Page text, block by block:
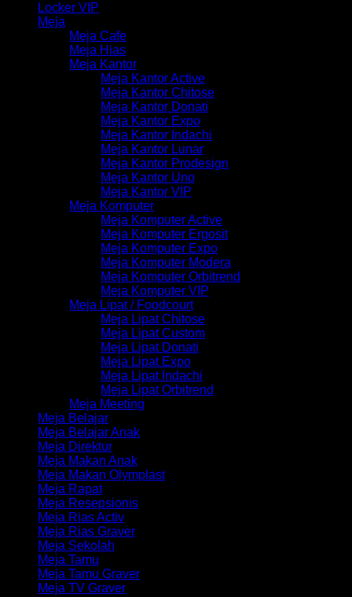
Locker VIP
Meja
Meja Cafe
Meja Hias
Meja Kantor
Meja Kantor Active
Meja Kantor Chitose
Meja Kantor Donati
Meja Kantor Expo
Meja Kantor Indachi
Meja Kantor Lunar
Meja Kantor Prodesign
Meja Kantor Uno
Meja Kantor VIP
Meja Komputer
Meja Komputer Active
Meja Komputer Ergosit
Meja Komputer Expo
Meja Komputer Modera
Meja Komputer Orbitrend
Meja Komputer VIP
Meja Lipat / Foodcourt
Meja Lipat Chitose
Meja Lipat Custom
Meja Lipat Donati
Meja Lipat Expo
Meja Lipat Indachi
Meja Lipat Orbitrend
Meja Meeting
Meja Belajar
Meja Belajar Anak
Meja Direktur
Meja Makan Anak
Meja Makan Olymplast
Meja Rapat
Meja Resepsionis
Meja Rias Activ
Meja Rias Graver
Meja Sekolah
Meja Tamu
Meja Tamu Graver
Meja TV Graver